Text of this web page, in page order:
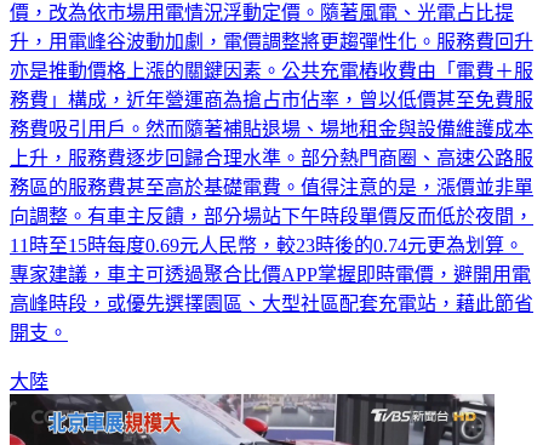
價，改為依市場用電情況浮動定價。隨著風電、光電占比提
升，用電峰谷波動加劇，電價調整將更趨彈性化。服務費回升
亦是推動價格上漲的關鍵因素。公共充電樁收費由「電費＋服
務費」構成，近年營運商為搶占市佔率，曾以低價甚至免費服
務費吸引用戶。然而隨著補貼退場、場地租金與設備維護成本
上升，服務費逐步回歸合理水準。部分熱門商圈、高速公路服
務區的服務費甚至高於基礎電費。值得注意的是，漲價並非單
向調整。有車主反饋，部分場站下午時段單價反而低於夜間，
11時至15時每度0.69元人民幣，較23時後的0.74元更為划算。
專家建議，車主可透過聚合比價APP掌握即時電價，避開用電
高峰時段，或優先選擇園區、大型社區配套充電站，藉此節省
開支。
大陸